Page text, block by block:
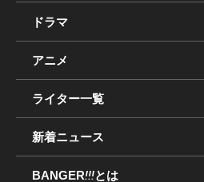
ドラマ
アニメ
ライター一覧
新着ニュース
BANGER!!!とは